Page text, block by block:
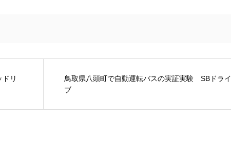
リ
鳥取県八頭町で自動運転バスの実証実験 SBドライ
ブ